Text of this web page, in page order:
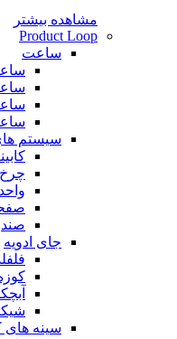
مشاهده بیشتر
Product Loop
ساعت
سیستم
جای ادویه
سینه